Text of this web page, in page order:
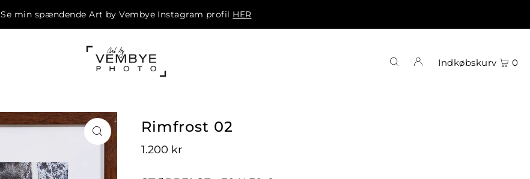
Se min spændende Art by Vembye Instagram profil HER
Indkøbskurv 0
Rimfrost 02
1.200 kr